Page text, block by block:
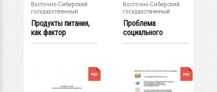
Восточно-Сибирский
государственный
университет...
Продукты питания,
как фактор
формирования...
Восточно-Сибирский
государственный
университет...
Проблема
социального
обновления